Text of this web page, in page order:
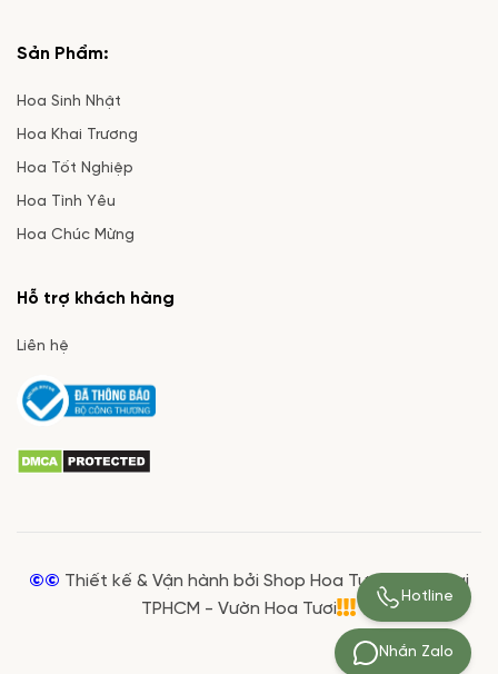
Sản Phẩm:
Hoa Sinh Nhật
Hoa Khai Trương
Hoa Tốt Nghiệp
Hoa Tình Yêu
Hoa Chúc Mừng
Hỗ trợ khách hàng
Liên hệ
©© Thiết kế & Vận hành bởi Shop Hoa Tươi Giá Rẻ tại
TPHCM - Vườn Hoa Tươi
Nhắn Zalo
Hotline